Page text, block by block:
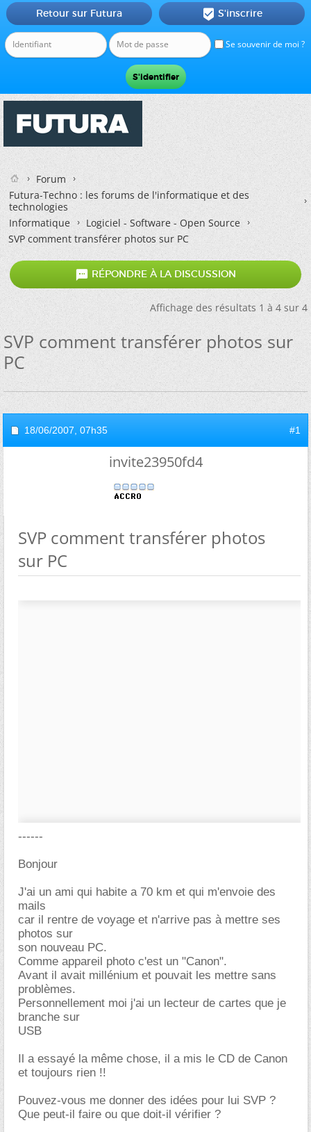
Se souvenir de moi ?
Retour sur Futura  S'inscrire
Forum
Futura-Techno : les forums de l'informatique et des
technologies
Informatique
Logiciel - Software - Open Source
SVP comment transférer photos sur PC
 RÉPONDRE À LA DISCUSSION
Affichage des résultats 1 à 4 sur 4
SVP comment transférer photos sur
PC
18/06/2007, 07h35 #1
invite23950fd4
SVP comment transférer photos
sur PC
------
Bonjour
J'ai un ami qui habite a 70 km et qui m'envoie des
mails
car il rentre de voyage et n'arrive pas à mettre ses
photos sur
son nouveau PC.
Comme appareil photo c'est un "Canon".
Avant il avait millénium et pouvait les mettre sans
problèmes.
Personnellement moi j'ai un lecteur de cartes que je
branche sur
USB
Il a essayé la même chose, il a mis le CD de Canon
et toujours rien !!
Pouvez-vous me donner des idées pour lui SVP ?
Que peut-il faire ou que doit-il vérifier ?